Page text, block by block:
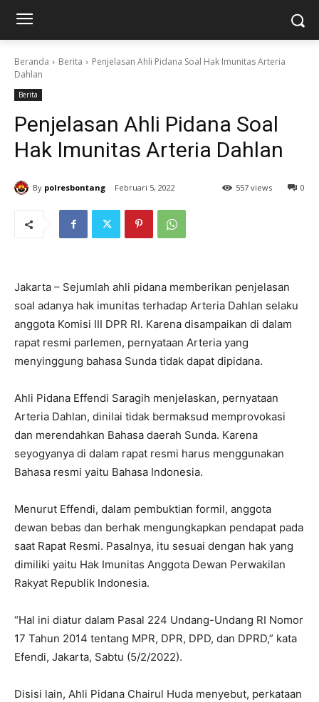
Beranda Berita
Penjelasan Ahli Pidana Soal Hak Imunitas Arteria
Dahlan
Berita
Penjelasan Ahli Pidana Soal
Hak Imunitas Arteria Dahlan
By polresbontang Februari 5, 2022 0
557 views
Jakarta – Sejumlah ahli pidana memberikan penjelasan
soal adanya hak imunitas terhadap Arteria Dahlan selaku
anggota Komisi III DPR RI. Karena disampaikan di dalam
rapat resmi parlemen, pernyataan Arteria yang
menyinggung bahasa Sunda tidak dapat dipidana.
Ahli Pidana Effendi Saragih menjelaskan, pernyataan
Arteria Dahlan, dinilai tidak bermaksud memprovokasi
dan merendahkan Bahasa daerah Sunda. Karena
seyogyanya di dalam rapat resmi harus menggunakan
Bahasa resmi yaitu Bahasa Indonesia.
Menurut Effendi, dalam pembuktian formil, anggota
dewan bebas dan berhak mengungkapkan pendapat pada
saat Rapat Resmi. Pasalnya, itu sesuai dengan hak yang
dimiliki yaitu Hak Imunitas Anggota Dewan Perwakilan
Rakyat Republik Indonesia.
“Hal ini diatur dalam Pasal 224 Undang-Undang RI Nomor
17 Tahun 2014 tentang MPR, DPR, DPD, dan DPRD,” kata
Efendi, Jakarta, Sabtu (5/2/2022).
Disisi lain, Ahli Pidana Chairul Huda menyebut, perkataan